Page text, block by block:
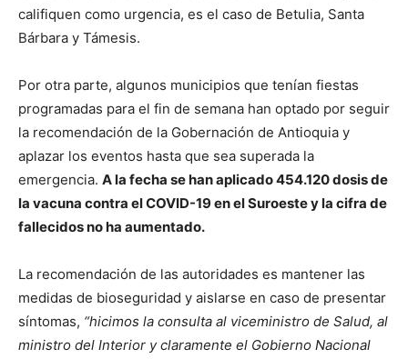
califiquen como urgencia, es el caso de Betulia, Santa
Bárbara y Támesis.
Por otra parte, algunos municipios que tenían fiestas
programadas para el fin de semana han optado por seguir
la recomendación de la Gobernación de Antioquia y
aplazar los eventos hasta que sea superada la
emergencia. A la fecha se han aplicado 454.120 dosis de
la vacuna contra el COVID-19 en el Suroeste y la cifra de
fallecidos no ha aumentado.
La recomendación de las autoridades es mantener las
medidas de bioseguridad y aislarse en caso de presentar
síntomas, “hicimos la consulta al viceministro de Salud, al
ministro del Interior y claramente el Gobierno Nacional